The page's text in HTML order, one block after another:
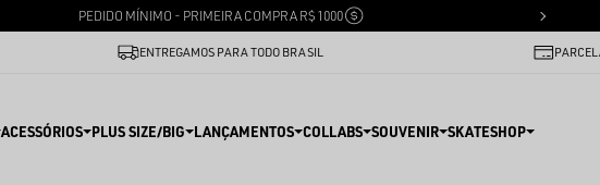
PEDIDO MÍNIMO - PRIMEIRA COMPRA R$ 1000
ENTREGAMOS PARA TODO BRASIL
ACESSÓRIOS PLUS SIZE/BIG LANÇAMENTOS COLLABS SOUVENIR SKATESHOP